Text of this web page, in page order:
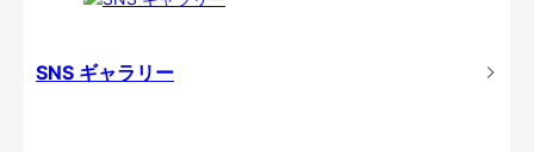
SNS ギャラリー